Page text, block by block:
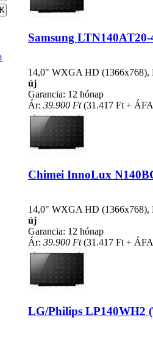
Samsung
14,0" WXGA HD (1366x768),
új
Garancia: 12 hónap
Ár: 39.900 Ft(31.417 Ft +
Chimei InnoLux
14,0" WXGA HD (1366x768),
új
Garancia: 12 hónap
Ár: 39.900 Ft(31.417 Ft +
LG/Philips LP140WH2